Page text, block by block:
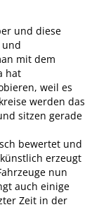
und diese
mit dem
hat
weil es
werden das
sitzen gerade
bewertet und
erzeugt
nun
auch einige
Zeit in der